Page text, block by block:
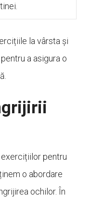
la vârsta și
a asigura o
pentru
o abordare
ochilor. În